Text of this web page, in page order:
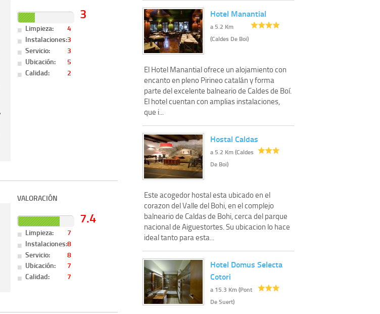
3
Limpieza:
4
Instalaciones:3
Servicio:
3
Ubicación:
5
Calidad:
2
VALORACIÓN
7.4
Limpieza:
7
Instalaciones:8
Servicio:
8
Ubicación:
7
Calidad:
7
Hotel Manantial
a 5.2 Km
(Caldes De Boi)
El Hotel Manantial ofrece un alojamiento con
encanto en pleno Pirineo catalán y forma
parte del excelente balneario de Caldes de Boí.
El hotel cuentan con amplias instalaciones,
que i...
Hostal Caldas
a 5.2 Km (Caldes
De Boi)
Este acogedor hostal esta ubicado en el
corazon del Valle del Bohi, en el complejo
balneario de Caldas de Bohi, cerca del parque
nacional de Aiguestortes. Su ubicacion lo hace
ideal tanto para esta...
Hotel Domus Selecta
Cotori
a 15.3 Km (Pont
De Suert)